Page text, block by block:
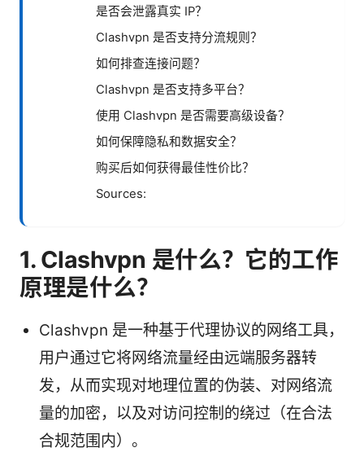
是否会泄露真实 IP？
Clashvpn 是否支持分流规则？
如何排查连接问题？
Clashvpn 是否支持多平台？
使用 Clashvpn 是否需要高级设备？
如何保障隐私和数据安全？
购买后如何获得最佳性价比？
Sources:
1. Clashvpn 是什么？它的工作
原理是什么？
Clashvpn 是一种基于代理协议的网络工具，
用户通过它将网络流量经由远端服务器转
发，从而实现对地理位置的伪装、对网络流
量的加密，以及对访问控制的绕过（在合法
合规范围内）。